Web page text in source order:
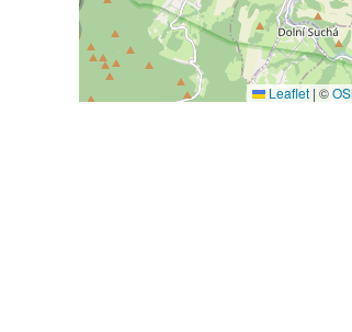
Leaflet | ©